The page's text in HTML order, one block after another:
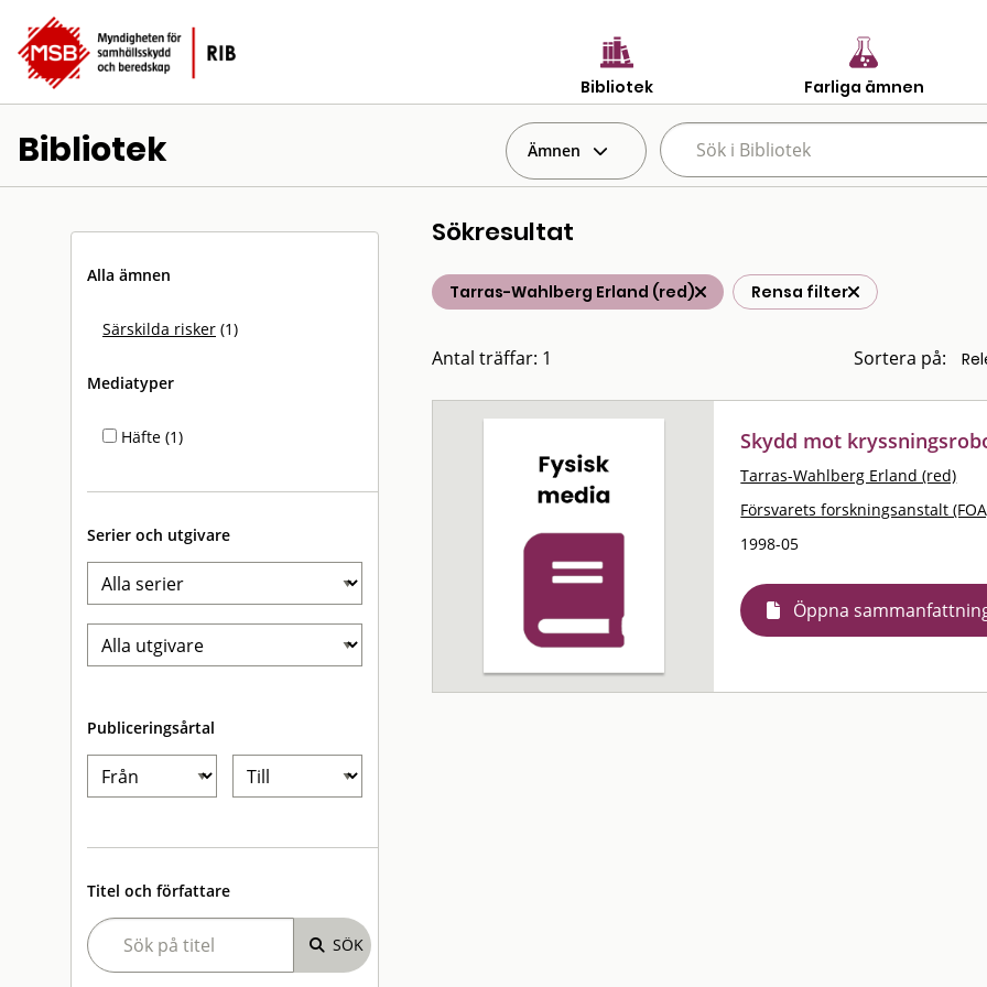
Bibliotek Farliga ämnen
Bibliotek Ämnen
Alla ämnen
Särskilda risker (1)
Mediatyper
Häfte (1)
Serier och utgivare
Publiceringsårtal
Titel och författare
Sökresultat
Tarras-Wahlberg Erland (red) Rensa filter
Antal träffar: 1 Sortera på:
Skydd mot
Tarras-Wahlberg Erland (red)
Försvarets forskningsanstalt
1998-05
Öppna